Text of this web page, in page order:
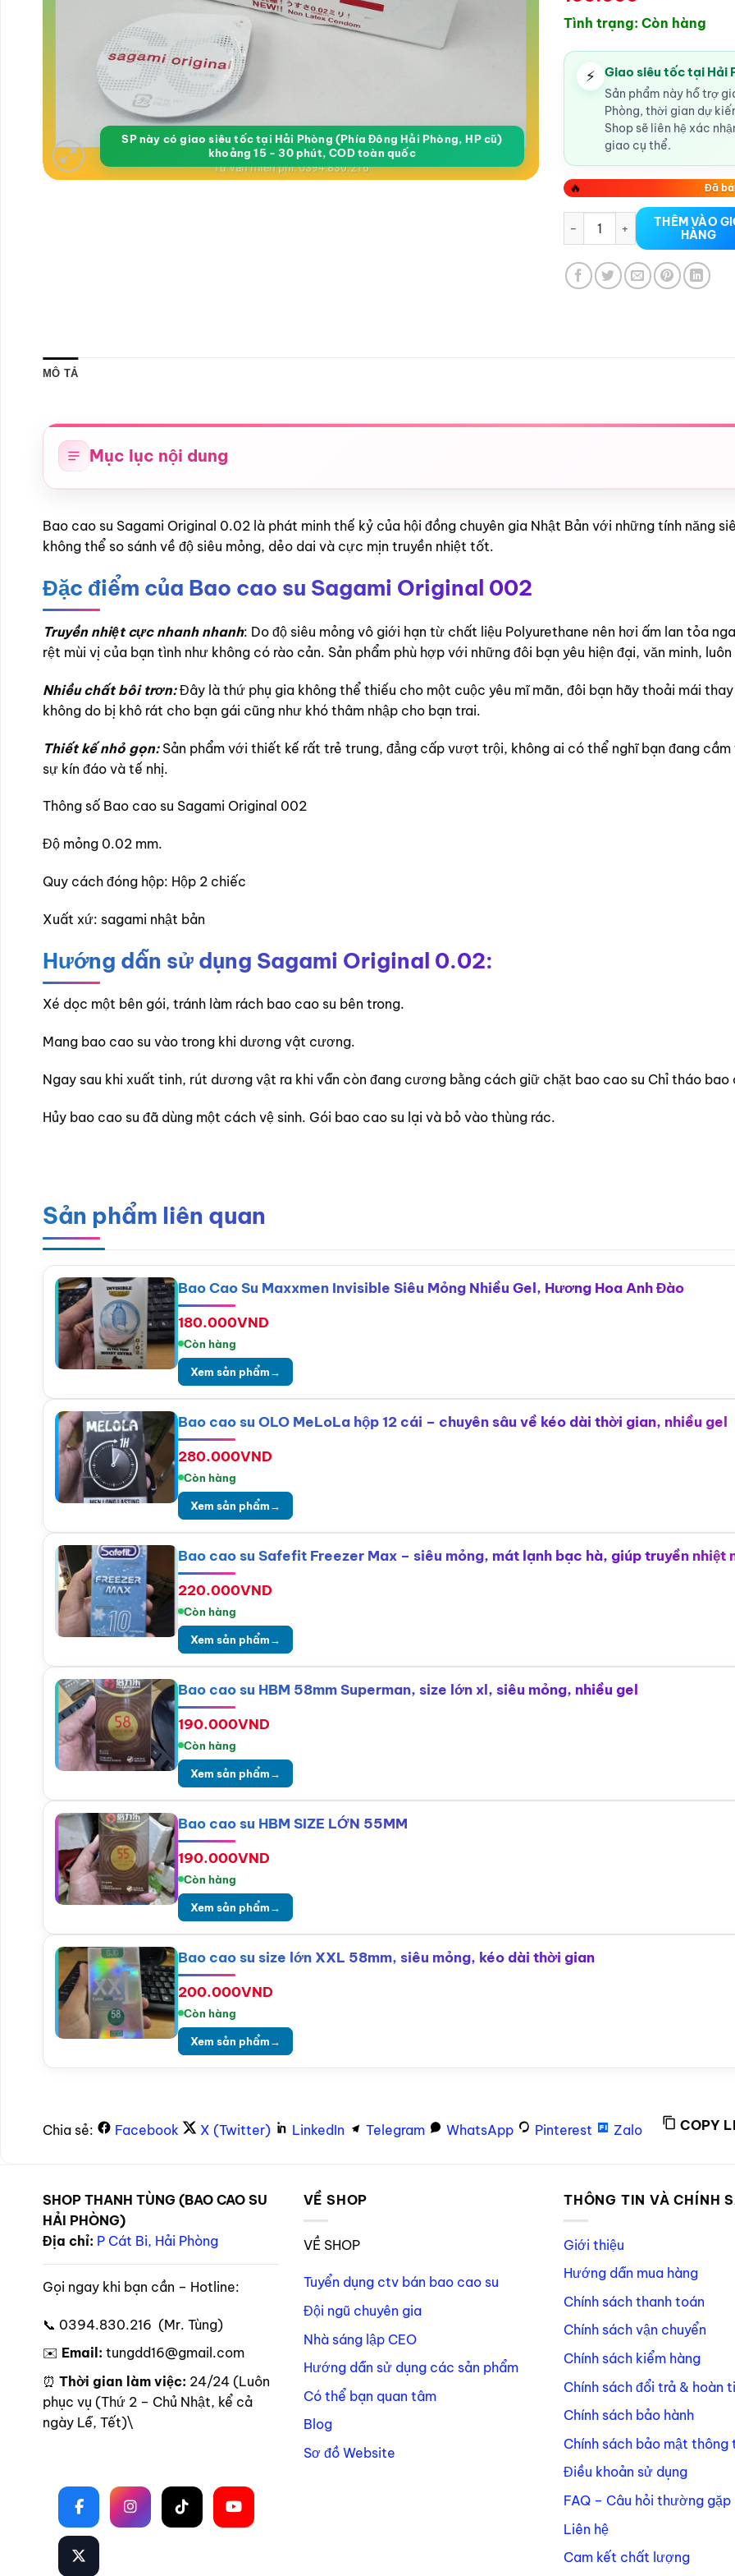
SP này có giao siêu tốc tại Hải Phòng (Phía Đông Hải Phòng, HP cũ)
khoảng 15 - 30 phút, COD toàn quốc
Tình trạng: Còn hàng
⚡ Giao siêu tốc tại Hải
Sản phẩm này hỗ trợ
Phòng, thời gian dự
Shop sẽ liên hệ xác
giao cụ thể.
🔥 Đã
Bao cao su Sagami Original
THÊM VÀO
HÀNG
MÔ TẢ
Mục lục nội dung
Bao cao su Sagami Original 0.02 là phát minh thế kỷ của hội đồng chuyên gia Nhật Bản với những tính năng
không thể so sánh về độ siêu mỏng, dẻo dai và cực mịn truyền nhiệt tốt.
Đặc điểm của Bao cao su Sagami Original 002
Truyền nhiệt cực nhanh nhanh: Do độ siêu mỏng vô giới hạn từ chất liệu Polyurethane nên hơi ấm lan tỏa
rệt mùi vị của bạn tình như không có rào cản. Sản phẩm phù hợp với những đôi bạn yêu hiện đại, văn minh,
Nhiều chất bôi trơn: Đây là thứ phụ gia không thể thiếu cho một cuộc yêu mĩ mãn, đôi bạn hãy thoải mái
không do bị khô rát cho bạn gái cũng như khó thâm nhập cho bạn trai.
Thiết kế nhỏ gọn:Sản phẩm với thiết kế rất trẻ trung, đẳng cấp vượt trội, không ai có thể nghĩ bạn đang
sự kín đáo và tế nhị.
Thông số Bao cao su Sagami Original 002
Độ mỏng 0.02 mm.
Quy cách đóng hộp: Hộp 2 chiếc
Xuất xứ: sagami nhật bản
Hướng dẫn sử dụng Sagami Original 0.02:
Xé dọc một bên gói, tránh làm rách bao cao su bên trong.
Mang bao cao su vào trong khi dương vật cương.
Ngay sau khi xuất tinh, rút dương vật ra khi vẫn còn đang cương bằng cách giữ chặt bao cao su Chỉ tháo
Hủy bao cao su đã dùng một cách vệ sinh. Gói bao cao su lại và bỏ vào thùng rác.
Sản phẩm liên quan
Bao Cao Su Maxxmen Invisible Siêu Mỏng Nhiều Gel, Hương Hoa Anh Đào
180.000VND
Còn hàng
Xem sản phẩm→
Bao cao su OLO MeLoLa hộp 12 cái – chuyên sâu về kéo dài thời gian, nhiều gel
280.000VND
Còn hàng
Xem sản phẩm→
Bao cao su Safefit Freezer Max – siêu mỏng, mát lạnh bạc hà, giúp truyền nhiệt
220.000VND
Còn hàng
Xem sản phẩm→
Bao cao su HBM 58mm Superman, size lớn xl, siêu mỏng, nhiều gel
190.000VND
Còn hàng
Xem sản phẩm→
Bao cao su HBM SIZE LỚN 55MM
190.000VND
Còn hàng
Xem sản phẩm→
Bao cao su size lớn XXL 58mm, siêu mỏng, kéo dài thời gian
200.000VND
Còn hàng
Xem sản phẩm→
Chia sẻ: Facebook X (Twitter) LinkedIn Telegram WhatsApp Pinterest Zalo COPY
SHOP THANH TÙNG (BAO CAO SU
HẢI PHÒNG)
Địa chỉ: P Cát Bi, Hải Phòng
Gọi ngay khi bạn cần – Hotline:
📞 0394.830.216 (Mr. Tùng)
✉️ Email: tungdd16@gmail.com
⏰ Thời gian làm việc: 24/24 (Luôn
phục vụ (Thứ 2 – Chủ Nhật, kể cả
ngày Lễ, Tết)\
VỀ SHOP
VỀ SHOP
Tuyển dụng ctv bán bao cao su
Đội ngũ chuyên gia
Nhà sáng lập CEO
Hướng dẫn sử dụng các sản phẩm
Có thể bạn quan tâm
Blog
Sơ đồ Website
THÔNG TIN VÀ CHÍNH
Giới thiệu
Hướng dẫn mua hàng
Chính sách thanh toán
Chính sách vận chuyển
Chính sách kiểm hàng
Chính sách đổi trả & hoàn
Chính sách bảo hành
Chính sách bảo mật thông
Điều khoản sử dụng
FAQ – Câu hỏi thường gặp
Liên hệ
Cam kết chất lượng